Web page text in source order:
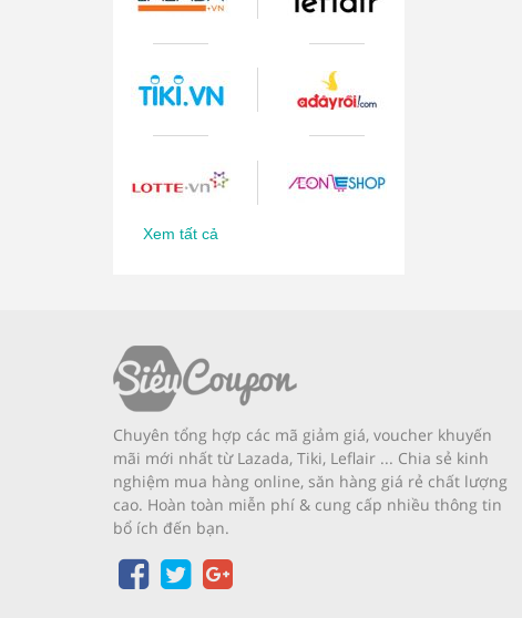
Xem tất cả
Chuyên tổng hợp các mã giảm giá, voucher khuyến
mãi mới nhất từ Lazada, Tiki, Leflair ... Chia sẻ kinh
nghiệm mua hàng online, săn hàng giá rẻ chất lượng
cao. Hoàn toàn miễn phí & cung cấp nhiều thông tin
bổ ích đến bạn.